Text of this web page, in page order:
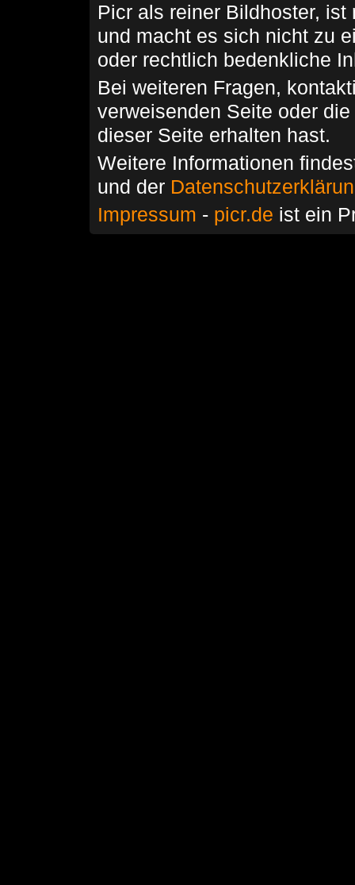
Picr als reiner Bildhoster,
und macht es sich nicht zu
oder rechtlich bedenkliche
Bei weiteren Fragen,
verweisenden Seite oder
dieser Seite erhalten hast.
Weitere Informationen
und der
Impressum - picr.de ist ein